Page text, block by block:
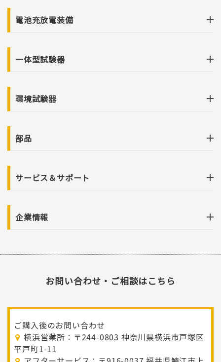
電池充放電装備
一体型試験器
環境試験器
部品
サービス＆サポート
企業情報
お問い合わせ・ご相談はこちら
ご購入後のお問い合わせ
横浜営業所：〒244-0803 神奈川県横浜市戸塚区
平戸町1-11